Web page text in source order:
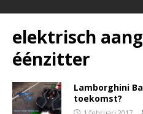
elektrisch
éénzitter
Lamborghini
toekomst?